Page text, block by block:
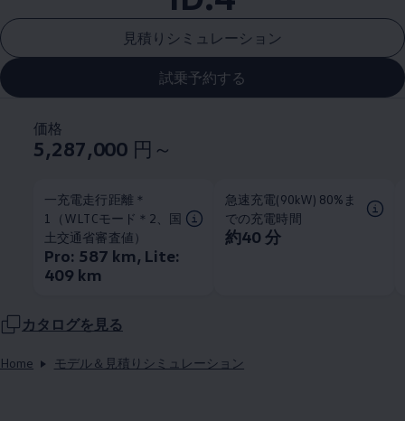
見積りシミュレーション
試乗予約する
価格
5,287,000 円～
一充電走行距離＊
1（WLTCモード＊2、国
土交通省審査値）
Pro: 587 km, Lite:
409 km
急速充電(90kW) 80%ま
での充電時間
約40 分
カタログを見る
Home モデル＆見積りシミュレーション